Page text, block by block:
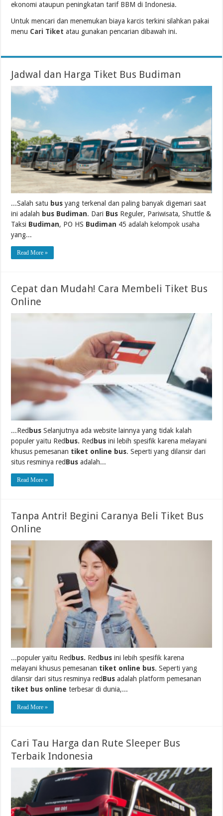
ekonomi ataupun peningkatan tarif BBM di Indonesia.
Untuk mencari dan menemukan biaya karcis terkini silahkan pakai
menu Cari Tiket atau gunakan pencarian dibawah ini.
Jadwal dan Harga Tiket Bus Budiman
...Salah satu bus yang terkenal dan paling banyak digemari saat
ini adalah bus Budiman. Dari Bus Reguler, Pariwisata, Shuttle &
Taksi Budiman, PO HS Budiman 45 adalah kelompok usaha
yang...
Read More »
Cepat dan Mudah! Cara Membeli Tiket Bus
Online
...Red bus Selanjutnya ada website lainnya yang tidak kalah
populer yaitu Red bus. Red bus ini lebih spesifik karena melayani
khusus pemesanan tiket online bus. Seperti yang dilansir dari
situs resminya redBus adalah...
Read More »
Tanpa Antri! Begini Caranya Beli Tiket Bus
Online
...populer yaitu Red bus. Red bus ini lebih spesifik karena
melayani khusus pemesanan tiket online bus. Seperti yang
dilansir dari situs resminya redBus adalah platform pemesanan
tiket bus online terbesar di dunia,...
Read More »
Cari Tau Harga dan Rute Sleeper Bus
Terbaik Indonesia